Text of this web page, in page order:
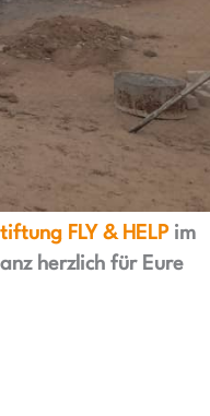
FLY & HELPim
herzlich für Eure